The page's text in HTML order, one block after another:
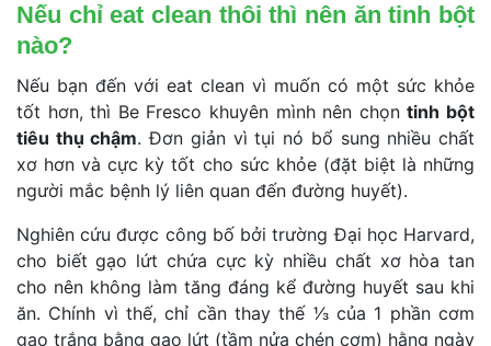
Nếu chỉ eat clean thôi thì nên ăn tinh bột
nào?
Nếu bạn đến với eat clean vì muốn có một sức khỏe
tốt hơn, thì Be Fresco khuyên mình nên chọn tinh bột
tiêu thụ chậm. Đơn giản vì tụi nó bổ sung nhiều chất
xơ hơn và cực kỳ tốt cho sức khỏe (đặt biệt là những
người mắc bệnh lý liên quan đến đường huyết).
Nghiên cứu được công bố bởi trường Đại học Harvard,
cho biết gạo lứt chứa cực kỳ nhiều chất xơ hòa tan
cho nên không làm tăng đáng kể đường huyết sau khi
ăn. Chính vì thế, chỉ cần thay thế 1⁄3 của 1 phần cơm
gạo trắng bằng gạo lứt (tầm nửa chén cơm) hằng ngày